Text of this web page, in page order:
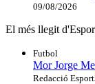
09/08/2026
El més llegit
Futbol
Mor Jorge
Redacció